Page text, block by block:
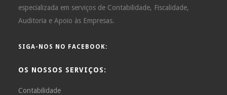
especializada em serviços de Contabilidade, Fiscalidade,
Auditoria e Apoio às Empresas.
SIGA-NOS NO FACEBOOK:
OS NOSSOS SERVIÇOS:
Contabilidade